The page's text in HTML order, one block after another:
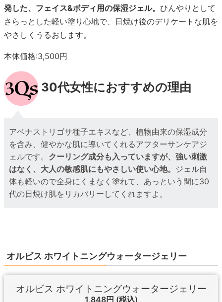
発した、フェイス&ボディ用の保湿ジェル。 ひんやりとして
さらっとした軽い塗り心地で、日焼け後のデリケートな肌を
やさしくうるおします。
本体価格:3,500円
30代女性におすすめの理由
アベナストリゴサ種子エキスなど、植物由来の保湿成分
を含み、健やかな肌に導いてくれるアフターサンケアジ
ェルです。 クーリング成分も入っていますが、強い刺激
はなく、大人の敏感肌にもやさしい使い心地。 ジェル自
体も軽いので全身にくまなく塗れて、あっという間に30
代の日焼け肌をリカバリーしてくれますよ。
オルビス ホワイトニングウォータージェリー
オルビス ホワイトニングウォータージェリー
1,848円 (税込)